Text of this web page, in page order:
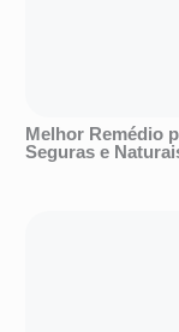
Melhor Remédio
Seguras e